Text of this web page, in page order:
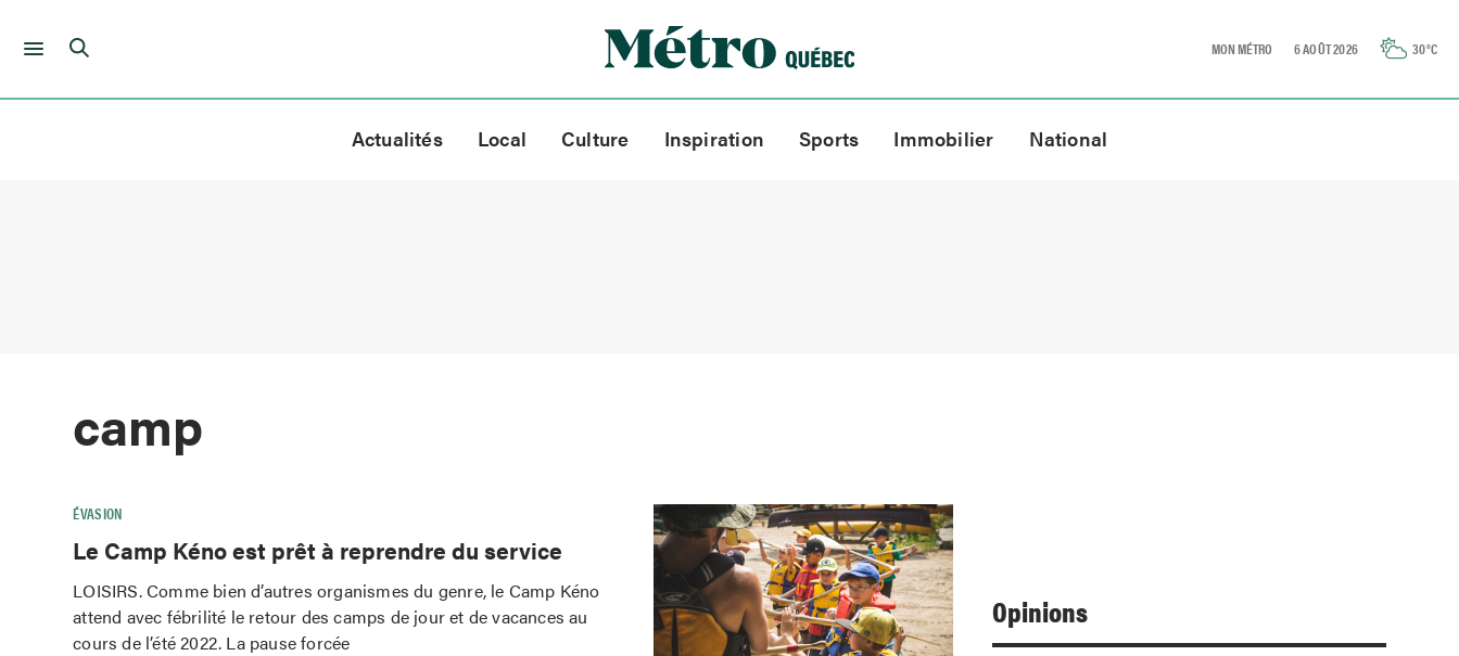
Skip
MON MÉTRO 6 AOÛT 2026 30°C
Actualités Local Culture Inspiration Sports Immobilier National
camp
ÉVASION
Le Camp Kéno est prêt à reprendre du service
LOISIRS. Comme bien d’autres organismes du genre, le Camp Kéno
attend avec fébrilité le retour des camps de jour et de vacances au
cours de l’été 2022. La pause forcée
Opinions